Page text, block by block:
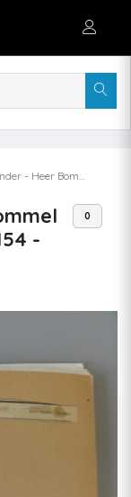
het vergeetboekje - V154 - Krantenknipsels
-
0